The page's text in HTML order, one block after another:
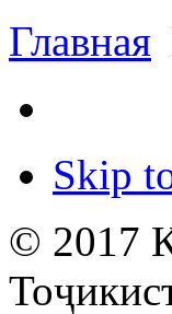
Главная
Skip
© 2017